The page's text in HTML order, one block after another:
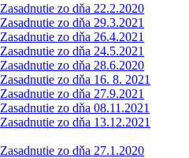
Zasadnutie zo dňa 22.2.2020
Zasadnutie zo dňa 29.3.2021
Zasadnutie zo dňa 26.4.2021
Zasadnutie zo dňa 24.5.2021
Zasadnutie zo dňa 28.6.2020
Zasadnutie zo dňa 16. 8. 2021
Zasadnutie zo dňa 27.9.2021
Zasadnutie zo dňa 08.11.2021
Zasadnutie zo dňa 13.12.2021
Zasadnutie zo dňa 27.1.2020